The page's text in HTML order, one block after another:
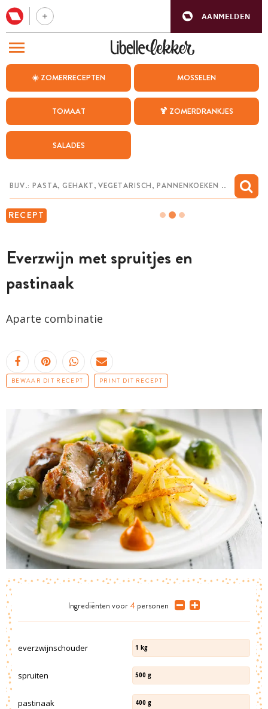
AANMELDEN
☀️ ZOMERRECEPTEN MOSSELEN
TOMAAT 🍹 ZOMERDRANKJES
SALADES
RECEPT
Everzwijn met spruitjes en
pastinaak
Aparte combinatie
BEWAAR DIT RECEPT PRINT DIT RECEPT
Ingrediënten voor 4 personen
everzwijnschouder 1 kg
spruiten 500 g
pastinaak 400 g
BEZOEK ONZE ANDERE WEBSITES
WEEKMENU
CHAT MET MAIA
MIJN BEWAARDE RECEPTEN